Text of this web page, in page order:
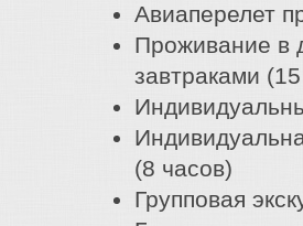
Авиаперелет
Проживание в
завтраками
(8 часов)
Групповая